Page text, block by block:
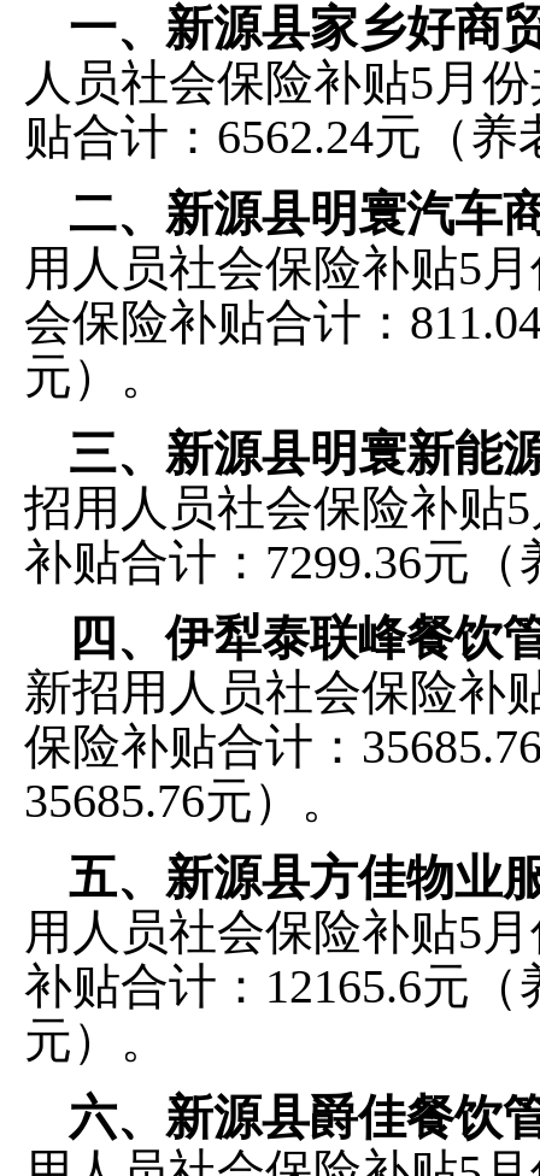
一、新源县家乡好商
人员社会保险补贴5月
贴合计：6562.24元（
二、新源县明寰汽车
用 人员社会保险补贴5
会保险补贴合计：
元） 。
三、新源县明寰新能
招用 人员社会保险补贴
补贴合计：7299.36元
四、伊犁泰联峰餐饮
新招用 人员社会保险补
保险补贴合计 ：
35685.76元）。
五、新源县方佳物业
用 人员社会保险补贴5
补贴合计 ： 12165.6元（
元）。
六、新源县爵佳餐饮